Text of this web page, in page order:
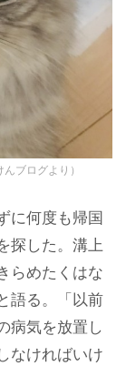
ブログより）
に何度も帰国
探した。溝上
らめたくはな
語る。「以前
病気を放置し
なければいけ